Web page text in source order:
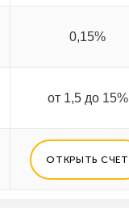
0,15%
от 1,5 до 15%
ОТКРЫТЬ СЧЕТ